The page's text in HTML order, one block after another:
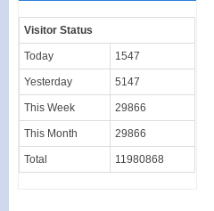
Visitor Status
Today 1547
Yesterday 5147
This Week 29866
This Month 29866
Total 11980868